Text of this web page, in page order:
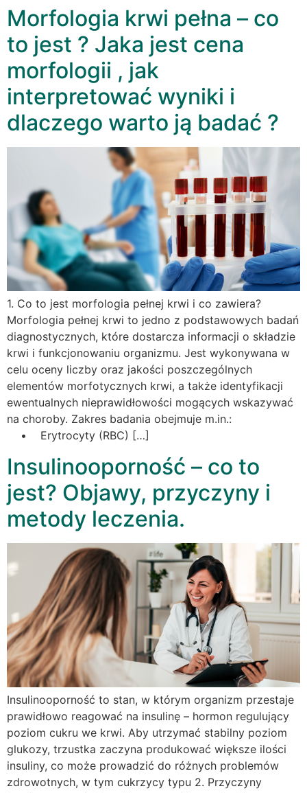
Morfologia krwi pełna – co
to jest ? Jaka jest cena
morfologii , jak
interpretować wyniki i
dlaczego warto ją badać ?
1. Co to jest morfologia pełnej krwi i co zawiera?
Morfologia pełnej krwi to jedno z podstawowych badań
diagnostycznych, które dostarcza informacji o składzie
krwi i funkcjonowaniu organizmu. Jest wykonywana w
celu oceny liczby oraz jakości poszczególnych
elementów morfotycznych krwi, a także identyfikacji
ewentualnych nieprawidłowości mogących wskazywać
na choroby. Zakres badania obejmuje m.in.:
• Erytrocyty (RBC) […]
Insulinooporność – co to
jest? Objawy, przyczyny i
metody leczenia.
Insulinooporność to stan, w którym organizm przestaje
prawidłowo reagować na insulinę – hormon regulujący
poziom cukru we krwi. Aby utrzymać stabilny poziom
glukozy, trzustka zaczyna produkować większe ilości
insuliny, co może prowadzić do różnych problemów
zdrowotnych, w tym cukrzycy typu 2. Przyczyny